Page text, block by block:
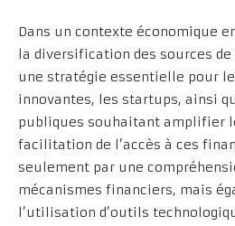
Dans un contexte économique
la diversification des sources
une stratégie essentielle pour
innovantes, les startups, ainsi
publiques souhaitant amplifier
facilitation de l’accès à ces
seulement par une
mécanismes financiers, mais
l’utilisation d’outils